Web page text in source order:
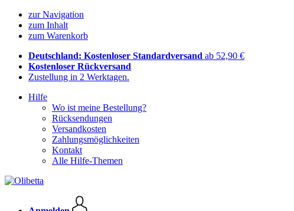
zur Navigation
zum Inhalt
zum Warenkorb
Deutschland: Kostenloser Standardversand ab 52,90 €
Kostenloser Rückversand
Zustellung in 2 Werktagen.
Hilfe
Wo ist meine Bestellung?
Rücksendungen
Versandkosten
Zahlungsmöglichkeiten
Kontakt
Alle Hilfe-Themen